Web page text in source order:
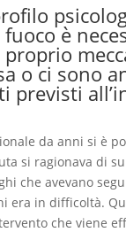
è
o ci sono
previsti
da anni si è
si ragionava di
che avevano
era in difficoltà.
che viene